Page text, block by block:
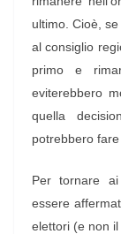
ultimo. Cioè,
al consiglio
primo e
eviterebbero
quella
potrebbero fare
Per tornare
essere
elettori (e non